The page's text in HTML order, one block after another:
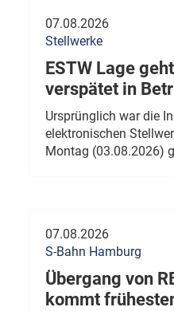
07.08.2026
Stellwerke
ESTW Lage
verspätet in
Ursprünglich war die
elektronischen
Montag (03.08.2026)
07.08.2026
S-Bahn Hamburg
Übergang von
kommt